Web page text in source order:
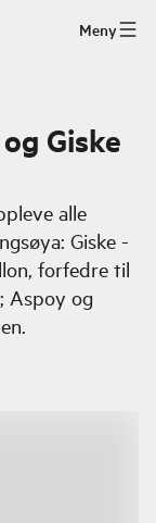
Meny
Giske
alle
Giske -
forfedre til
Aspoy og